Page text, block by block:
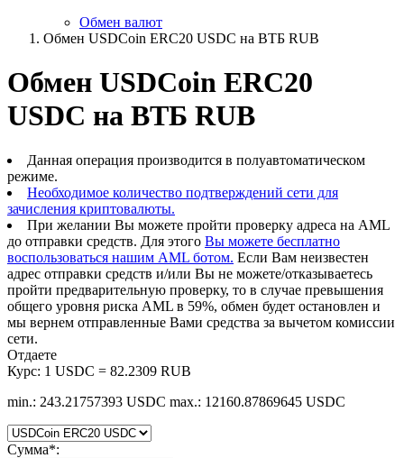
Обмен валют
Обмен USDCoin ERC20 USDC на ВТБ RUB
Обмен USDCoin ERC20
USDC на ВТБ RUB
Данная операция производится в полуавтоматическом
режиме.
Необходимое количество подтверждений сети для
зачисления криптовалюты.
При желании Вы можете пройти проверку адреса на AML
до отправки средств. Для этого Вы можете бесплатно
воспользоваться нашим AML ботом. Если Вам неизвестен
адрес отправки средств и/или Вы не можете/отказываетесь
пройти предварительную проверку, то в случае превышения
общего уровня риска AML в 59%, обмен будет остановлен и
мы вернем отправленные Вами средства за вычетом комиссии
сети.
Отдаете
Курс: 1 USDC = 82.2309 RUB
min.: 243.21757393 USDC max.: 12160.87869645 USDC
Сумма*: